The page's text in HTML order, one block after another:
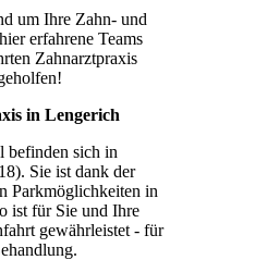
um Ihre Zahn- und
erfahrene Teams
Zahnarztpraxis
in Lengerich
befinden sich in
Sie ist dank der
Parkmöglichkeiten in
ist für Sie und Ihre
gewährleistet - für